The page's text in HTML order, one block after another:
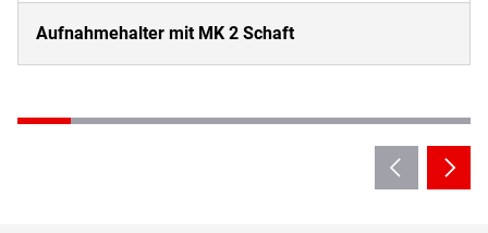
Aufnahmehalter mit MK 2 Schaft